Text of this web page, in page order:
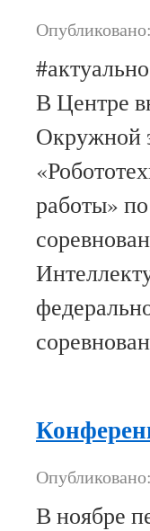
В Центре
Окружной
работы»
В ноябре